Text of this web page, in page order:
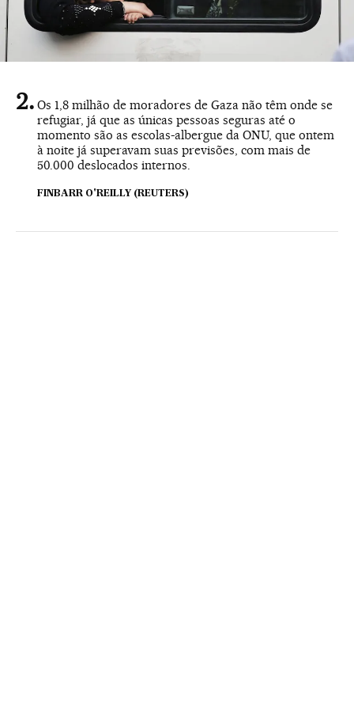
Os 1,8 milhão de moradores de Gaza não têm onde se
refugiar, já que as únicas pessoas seguras até o
momento são as escolas-albergue da ONU, que ontem
à noite já superavam suas previsões, com mais de
50.000 deslocados internos.
FINBARR O'REILLY (REUTERS)